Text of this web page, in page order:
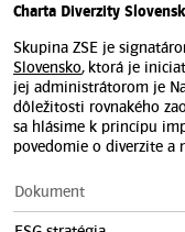
Charta Diverzity
Skupina ZSE je
Slovensko, ktorá je
jej administrátorom je
dôležitosti rovnakého
sa hlásime k princípu
povedomie o diverzite a
Dokument